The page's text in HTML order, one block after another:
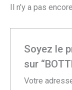
Il n’y a pas
Soyez le
sur
Votre